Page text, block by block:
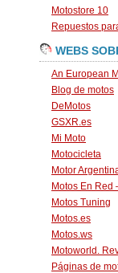
Motostore 10
Repuestos
WEBS
An European
Blog de motos
DeMotos
GSXR.es
Mi Moto
Motocicleta
Motor
Motos En Red
Motos Tuning
Motos.es
Motos.ws
Motoworld.
Páginas de